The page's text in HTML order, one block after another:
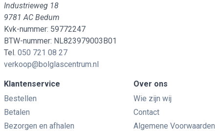
Industrieweg 18
9781 AC Bedum
Kvk-nummer: 59772247
BTW-nummer: NL823979003B01
Tel. 050 721 08 27
verkoop@bolglascentrum.nl
Klantenservice
Bestellen
Betalen
Bezorgen en afhalen
Over ons
Wie zijn wij
Contact
Algemene Voorwaarden